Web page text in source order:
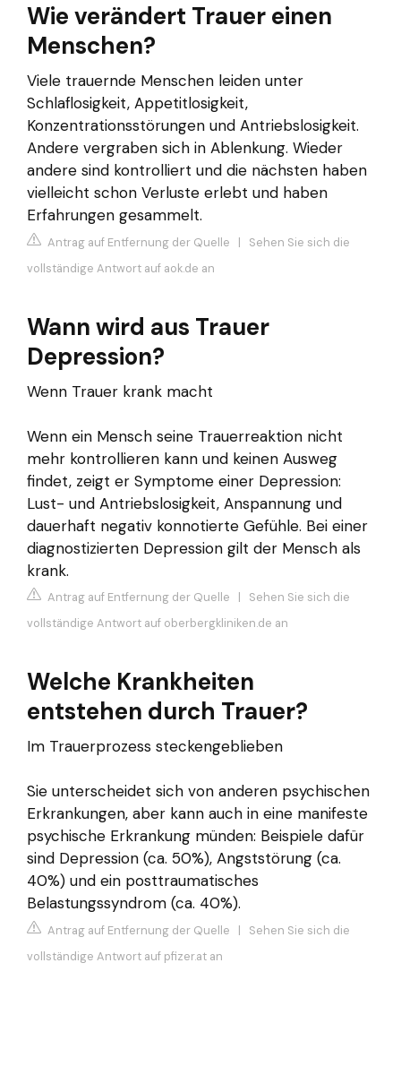
Wie verändert Trauer einen
Menschen?
Viele trauernde Menschen leiden unter
Schlaflosigkeit, Appetitlosigkeit,
Konzentrationsstörungen und Antriebslosigkeit.
Andere vergraben sich in Ablenkung. Wieder
andere sind kontrolliert und die nächsten haben
vielleicht schon Verluste erlebt und haben
Erfahrungen gesammelt.
Antrag auf Entfernung der Quelle | Sehen Sie sich die
vollständige Antwort auf aok.de an
Wann wird aus Trauer
Depression?
Wenn Trauer krank macht
Wenn ein Mensch seine Trauerreaktion nicht
mehr kontrollieren kann und keinen Ausweg
findet, zeigt er Symptome einer Depression:
Lust- und Antriebslosigkeit, Anspannung und
dauerhaft negativ konnotierte Gefühle. Bei einer
diagnostizierten Depression gilt der Mensch als
krank.
Antrag auf Entfernung der Quelle | Sehen Sie sich die
vollständige Antwort auf oberbergkliniken.de an
Welche Krankheiten
entstehen durch Trauer?
Im Trauerprozess steckengeblieben
Sie unterscheidet sich von anderen psychischen
Erkrankungen, aber kann auch in eine manifeste
psychische Erkrankung münden: Beispiele dafür
sind Depression (ca. 50%), Angststörung (ca.
40%) und ein posttraumatisches
Belastungssyndrom (ca. 40%).
Antrag auf Entfernung der Quelle | Sehen Sie sich die
vollständige Antwort auf pfizer.at an